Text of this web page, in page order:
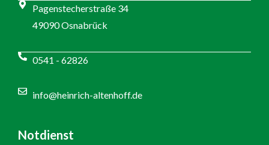
Pagenstecherstraße 34
49090 Osnabrück
0541 - 62826
info@heinrich-altenhoff.de
Notdienst